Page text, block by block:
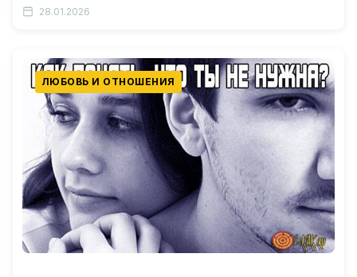
естественной среды Чувство отверженности и…
28.01.2026
ЛЮБОВЬ И ОТНОШЕНИЯ